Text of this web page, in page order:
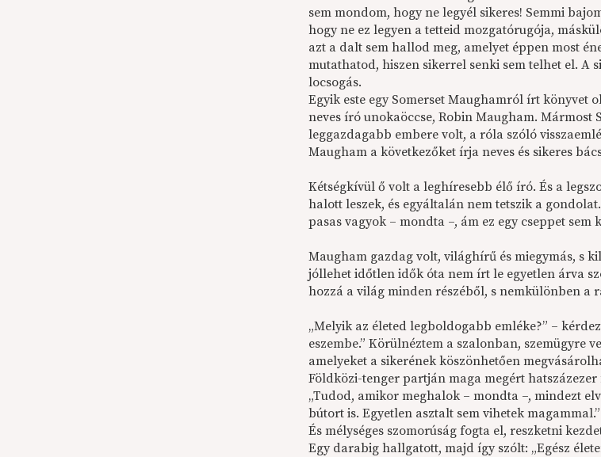
sem mondom, hogy ne legyél sikeres! Semmi
hogy ne ez legyen a tetteid mozgatórugója,
azt a dalt sem hallod meg, amelyet éppen most
mutathatod, hiszen sikerrel senki sem telhet el. A
locsogás.
Egyik este egy Somerset Maughamról írt könyvet
neves író unokaöccse, Robin Maugham.
leggazdagabb embere volt, a róla szóló
Maugham a következőket írja neves és sikeres
Kétségkívül ő volt a leghíresebb élő író. És a
halott leszek, és egyáltalán nem tetszik a
pasas vagyok – mondta –, ám ez egy cseppet sem
Maugham gazdag volt, világhírű és miegymás, s
jóllehet időtlen idők óta nem írt le egyetlen árva
hozzá a világ minden részéből, s nemkülönben a
„Melyik az életed legboldogabb emléke?” –
eszembe.” Körülnéztem a szalonban, szemügyre
amelyeket a sikerének köszönhetően
Földközi-tenger partján maga megért
„Tudod, amikor meghalok – mondta –, mindezt
bútort is. Egyetlen asztalt sem vihetek magammal.”
És mélységes szomorúság fogta el, reszketni
Egy darabig hallgatott, majd így szólt: „Egész